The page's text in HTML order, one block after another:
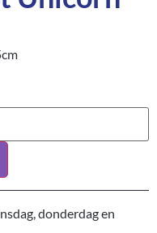
donderdag en